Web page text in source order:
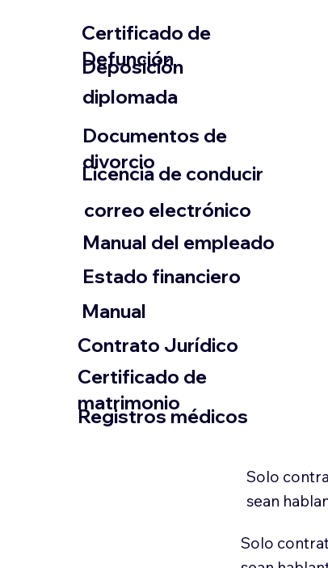
​Certificado de
Defunción
​Deposición
diplomada
Documentos de
divorcio
Licencia de conducir
​correo electrónico
Manual del empleado
Estado financiero
​Manual
​Contrato Jurídico
Certificado de
matrimonio
Registros médicos
Solo
sean
Solo